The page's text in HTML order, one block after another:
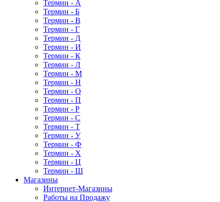
Термин - А
Термин - Б
Термин - В
Термин - Г
Термин - Д
Термин - И
Термин - К
Термин - Л
Термин - М
Термин - Н
Термин - О
Термин - П
Термин - Р
Термин - С
Термин - Т
Термин - У
Термин - Ф
Термин - Х
Термин - Ц
Термин - Ш
Магазины
Интернет-Магазины
Работы на Продажу